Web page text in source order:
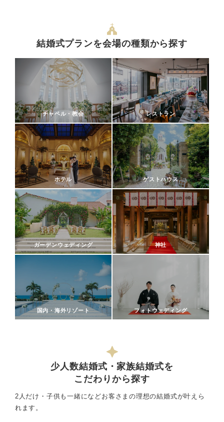
結婚式プランを会場の種類から探す
チャペル・教会 レストラン
ホテル ゲストハウス
ガーデンウェディング 神社
国内・海外リゾート フォトウェディング
少人数結婚式・家族結婚式を
こだわりから探す
2人だけ・子供も一緒になどお客さまの理想の結婚式が叶えら
れます。